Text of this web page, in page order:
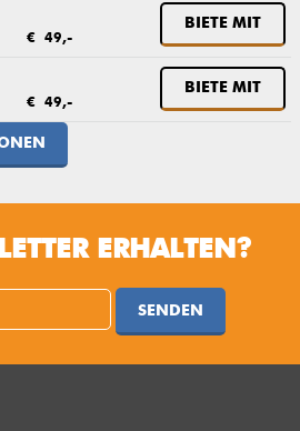
€ 49,-
BIETE MIT
€ 49,-
BIETE MIT
ERHALTEN?
SENDEN